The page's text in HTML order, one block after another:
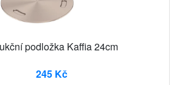
podložka Kaffia 24cm
245 Kč